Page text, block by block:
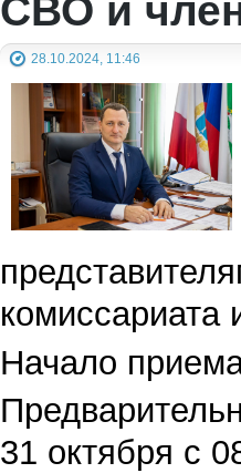
СВО и
28.10.2024, 11:46
комиссариата
Начало
31 октября с